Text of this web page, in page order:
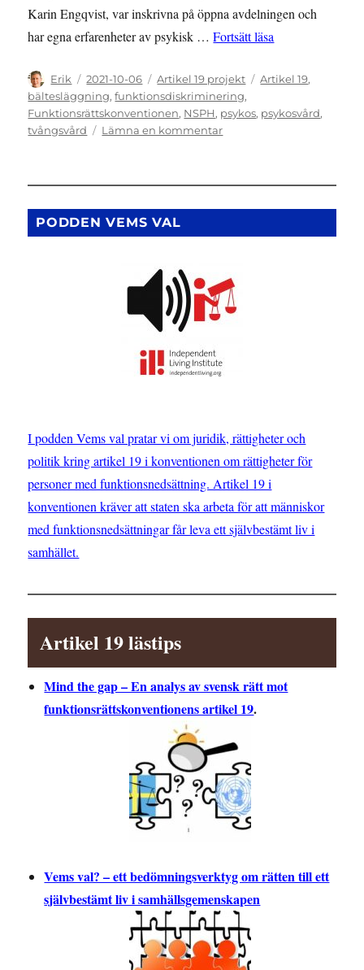
Karin Engqvist, var inskrivna på öppna avdelningen och
har egna erfarenheter av psykisk …Fortsätt läsa
Författare
Erik
Publicerat
den
2021-10-06 Kategorier
Artikel 19 projekt Etiketter
Artikel 19,
bältesläggning,funktionsdiskriminering,
Funktionsrättskonventionen, NSPH, psykos, psykosvård,
tvångsvård
Lämna en kommentartill
året
PODDEN VEMS VAL
I podden Vems val pratar vi om juridik, rättigheter och
politik kring artikel 19 i konventionen om rättigheter för
personer med funktionsnedsättning. Artikel 19 i
konventionen kräver att staten ska arbeta för att människor
med funktionsnedsättningar får leva ett självbestämt liv i
samhället.
Artikel 19 lästips
Mind the gap – En analys av svensk rätt mot
funktionsrättskonventionens artikel 19.
Vems val? – ett bedömningsverktyg om rätten till ett
självbestämt liv i samhällsgemenskapen